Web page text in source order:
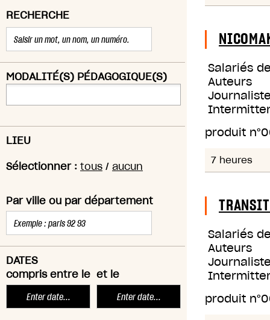
RECHERCHE
MODALITÉ(S) PÉDAGOGIQUE(S)
LIEU
Sélectionner : tous / aucun
Par ville ou par département
DATES
compris entre le et le
Salariés
Auteurs
produit n°
7 heures
Salariés
Auteurs
produit n°